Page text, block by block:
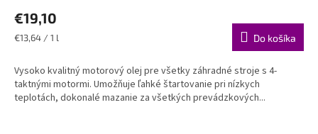
€19,10
Jednotková
€13,64 / 1 l Do košíka
Vysoko kvalitný motorový olej pre všetky záhradné stroje s 4-
taktnými motormi. Umožňuje ľahké štartovanie pri nízkych
teplotách, dokonalé mazanie za všetkých prevádzkových...